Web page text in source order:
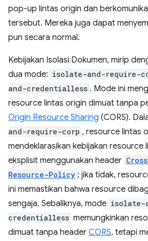
pop-up lintas origin dan
tersebut. Mereka juga dapat
pun secara normal.
Kebijakan Isolasi Dokumen, mirip
dua mode: isolate-and-require-
and-credentialless . Mode ini
resource lintas origin dimuat tanpa
Origin Resource Sharing (CORS).
and-require-corp , resource lintas
mendeklarasikan kebijakan resource
eksplisit menggunakan header
Resource-Policy ; jika tidak,
ini memastikan bahwa resource
sengaja. Sebaliknya, mode isolate-
credentialless memungkinkan
dimuat tanpa header CORS, tetapi